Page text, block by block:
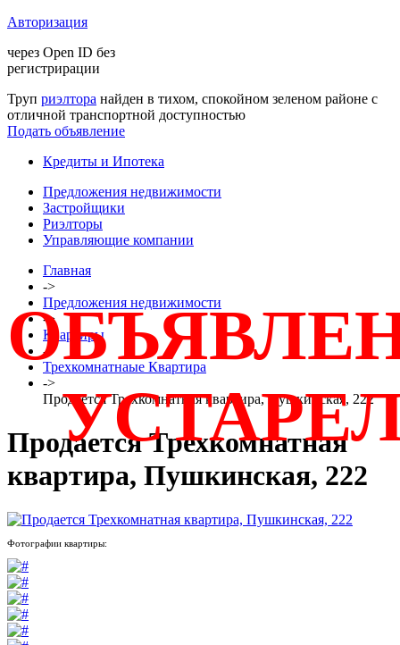
Авторизация
через Open ID без
регистрирации
Труп риэлтора найден в тихом, спокойном зеленом районе с
отличной транспортной доступностью
Подать объявление
Кредиты и Ипотека
Предложения недвижимости
Застройщики
Риэлторы
Управляющие компании
Главная
->
Предложения недвижимости
->
Квартиры
->
Трехкомнатнаые Квартира
->
Продается Трехкомнатная квартира, Пушкинская, 222
Продается Трехкомнатная
квартира, Пушкинская, 222
Фотографии квартиры: